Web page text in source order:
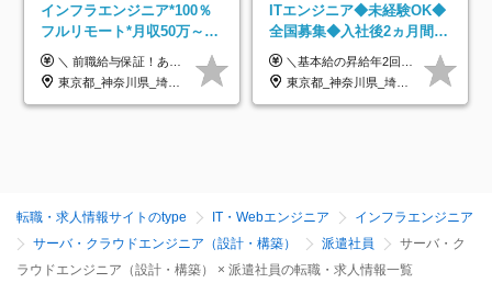
インフラエンジニア*100％
フルリモート*月収50万～*
クラウド×上流工程*前職給
与保証*残業月9.8h
＼ 前職給与保証！あなたのこれまでの経験を正当評価 ／ ★月収50万円～スタート！【年俸600万～1,162万8,000円（12分割）】 ――「頑張りが給与に直結しない…」そんな不満とは無縁の環境です。 実際、入社後に「年収150万～200万円UP」を実現した先輩エンジニアが多数活躍中！ 【 収入をさらに押し上げる充実のプラスα 】 スキルを磨くほど得をする「資格手当」 ⇒ 1資格につき毎月3,000円～30,000円を継続支給！ 成果を見逃さない「功績手当」 ⇒ 社員の頑張りに応じて最大10万円をダイレクトに支給！ スピード昇給・高年収も可能 ⇒ 1回の昇給で年収数十万UPのチャンスあり。ゆくゆくは年収1000万以上のハイクラスも目指せます。 ※経験・スキルを考慮の上決定します ※上記金額には固定残業代（月30h分・95,000円～184,000円）を含みます ※超過分は別途全額支給します ※試用期間2ヶ月間あり（その他待遇に差異はありません）
東京都_神奈川県_埼玉県_千葉県_大阪府_愛知県_北海道_青森県_岩手県_宮城県_秋田県_山形県_福島県_茨城県_栃木県_群馬県_新潟県_山梨県_長野県_富山県_石川県_福井県_静岡県_岐阜県_三重県_兵庫県_京都府_滋賀県_奈良県_和歌山県_広島県_岡山県_鳥取県_島根県_山口県_徳島県_香川県_愛媛県_高知県_福岡県_熊本県_佐賀県_長崎県_大分県_宮崎県_鹿児島県_沖縄県
ITエンジニア◆未経験OK◆
全国募集◆入社後2ヵ月間は
研修のみ◆フルリモート
OK◆残業月3h◆服装髪型自
＼基本給の昇給年2回＆プロジェクト手当による昇給年12回！！／ 【経験者の場合】 月給33万円～70万円＋プロジェクト手当＋資格手当 ★スキルや経験を考慮の上、優遇します ★上記給与には固定残業代20時間分(月4万3883円～)を含みます。残業が超過した場合は、追加支給します(残業は月平均3時間とほぼ発生しません。残業がなくても、固定残業代は支給されます) ★試用期間中も、月給や福利厚生等は同じです ---------- 【未経験者の場合】 月給26万円～50万円＋プロジェクト手当＋資格手当 ★スキルや経験を考慮の上、優遇します ★上記給与には固定残業代20時間分(月3万719円～)を含みます。残業が超過した場合は、追加支給します(残業は月平均3時間とほぼ発生しません。残業がなくても、固定残業代は支給されます) ★試用期間6ヵ月あり ・1ヶ月目～：月給23万円～ ・2ヶ月目～6ヶ月目：月給23万円～＋プロジェクト手当1～3万円 （上記給与にはそれぞれ固定残業代20時間分(月3万719円～)を含み、超過した場合は追加支給します。） ---------- 【プロジェクト手当について】 参画するプロジェクトの単価に応じて毎月の歩合給を支給します 業界内でもトップクラスの高還元です！
東京都_神奈川県_埼玉県_千葉県_大阪府_愛知県_北海道_青森県_岩手県_宮城県_秋田県_山形県_福島県_茨城県_栃木県_群馬県_新潟県_山梨県_長野県_富山県_石川県_福井県_静岡県_岐阜県_三重県_兵庫県_京都府_滋賀県_奈良県_和歌山県_広島県_岡山県_鳥取県_島根県_山口県_徳島県_香川県_愛媛県_高知県_福岡県_熊本県_佐賀県_長崎県_大分県_宮崎県_鹿児島県_沖縄県
転職・求人情報サイトのtype IT・Webエンジニア
インフラエンジニア
サーバ・クラウドエンジニア（設計・構築）
派遣社員
サーバ・ク
ラウドエンジニア（設計・構築） × 派遣社員の転職・求人情報一覧